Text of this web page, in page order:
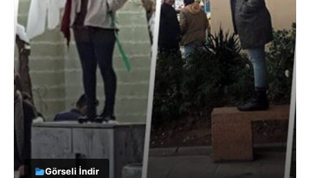
Görseli İndir